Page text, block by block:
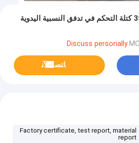
35SFRE-MO32BP-H4 كتلة التحكم في تدفق النسبية اليدوية
ﺎﺘﺼﻟ ﺍﻶﻧ
Factory certificate, test report, material
report